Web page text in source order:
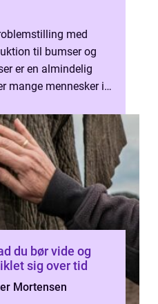
med
til bumser og
er en almindelig
mange mennesker i
du bør vide og
sig over tid
Mortensen